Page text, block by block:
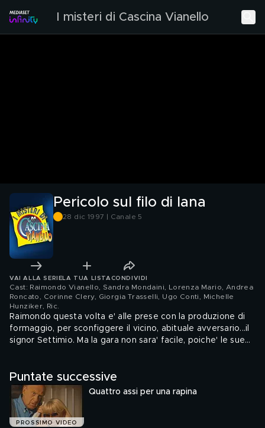
I misteri di Cascina Vianello
Pericolo sul filo di lana
28 dic 1997 | Canale 5
VAI ALLA SERIE LA TUA LISTA CONDIVIDI
Cast: Raimondo Vianello, Sandra Mondaini, Lorenza Mario, Andrea
Roncato, Corinne Clery, Giorgia Trasselli, Ugo Conti, Michelle
Hunziker, Ric
Raimondo questa volta e' alle prese con la produzione di
formaggio, per sconfiggere il vicino, abituale avversario...il
signor Settimio. Ma la gara non sara' facile, poiche' le sue
occasioni e si propone come socia alla vicina ditta
produttrice di filati di lana. Con spensieratezza, Sandra
versa la quota di 400 milioni, a discapito del povero
Raimondo che davanti a certe situazioni non ha potere
decisionale. Le preoccupazioni arrivano con l'improvvisa
Puntate successive
PROSSIMO VIDEO
Quattro assi per una rapina